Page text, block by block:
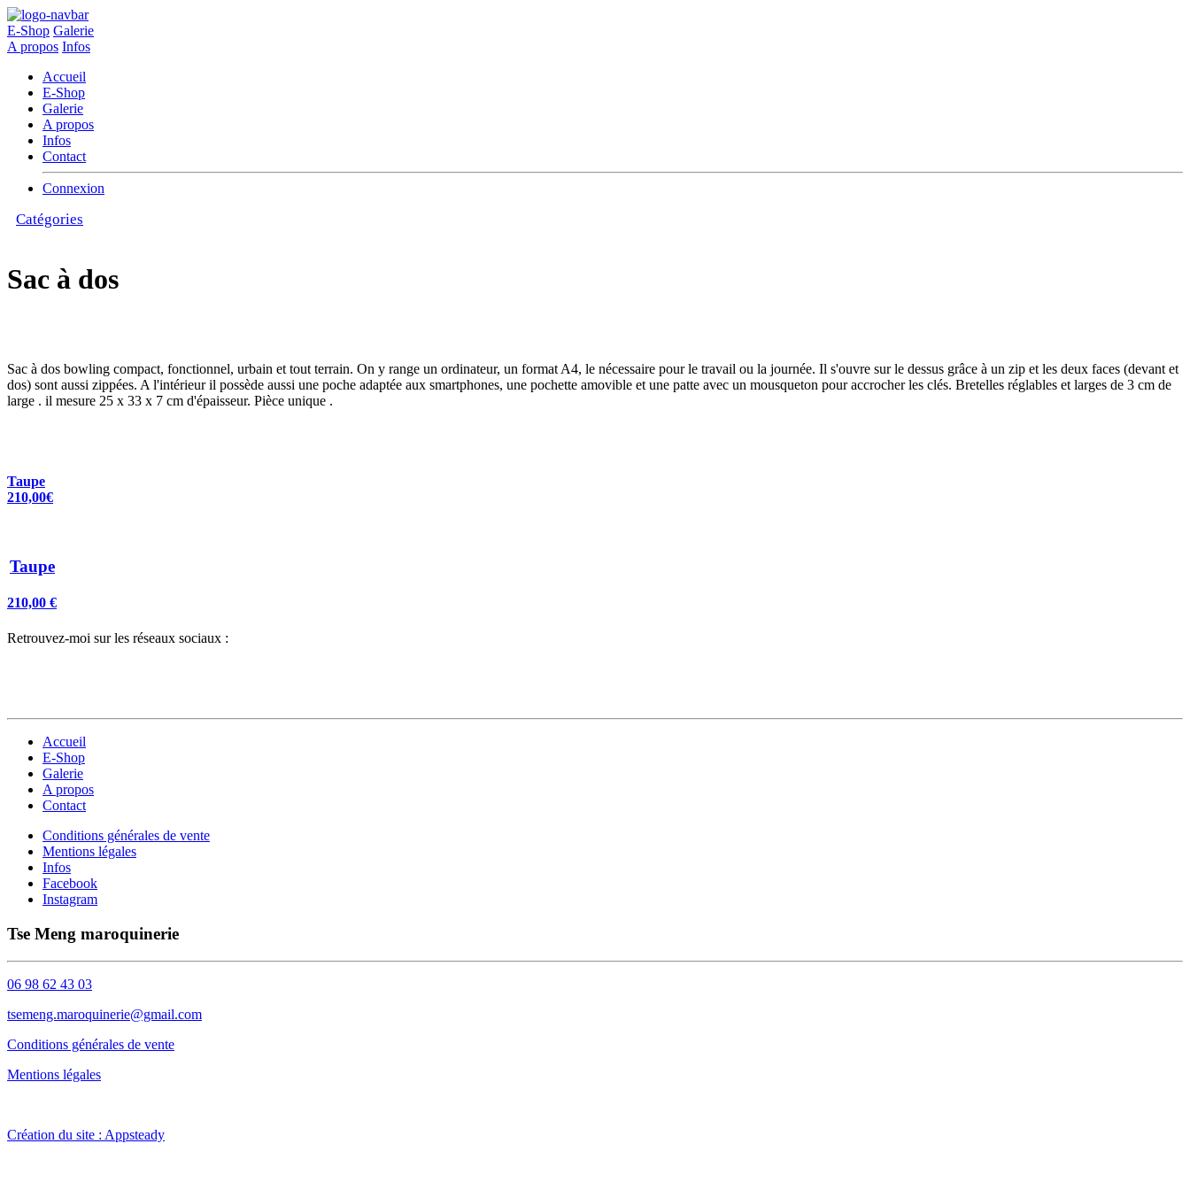
E-Shop Galerie
A propos Infos
Accueil
E-Shop
Galerie
A propos
Infos
Contact
Connexion
Catégories
Sac à dos
Sac à dos bowling compact, fonctionnel, urbain et tout terrain. On y range un ordinateur, un format A4, le nécessaire pour le travail ou la journée. Il s'ouvre sur le dessus grâce à un zip et les deux faces (devant et
dos) sont aussi zippées. A l'intérieur il possède aussi une poche adaptée aux smartphones, une pochette amovible et une patte avec un mousqueton pour accrocher les clés. Bretelles réglables et larges de 3 cm de
large . il mesure 25 x 33 x 7 cm d'épaisseur. Pièce unique .
Taupe
210,00€
Taupe
210,00 €
Retrouvez-moi sur les réseaux sociaux :
Accueil
E-Shop
Galerie
A propos
Contact
Conditions générales de vente
Mentions légales
Infos
Facebook
Instagram
Tse Meng maroquinerie
06 98 62 43 03
tsemeng.maroquinerie@gmail.com
Conditions générales de vente
Mentions légales
Création du site : Appsteady